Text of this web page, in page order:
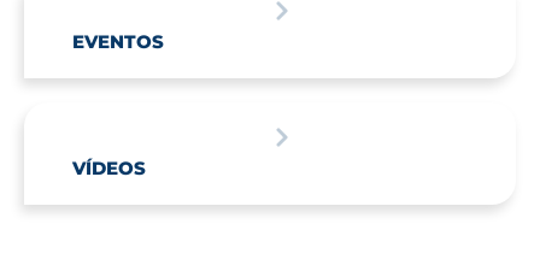
EVENTOS
VÍDEOS